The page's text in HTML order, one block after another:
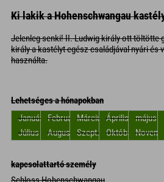
Ki lakik a Hohenschwangau
Jelenleg senki! II. Ludwig király ott töltötte
király a kastélyt egész családjával nyári és
használta.
Lehetséges a hónapokban
Január Február Március Április május
Július
AugusztusSzept. Október
kapcsolattartó személy